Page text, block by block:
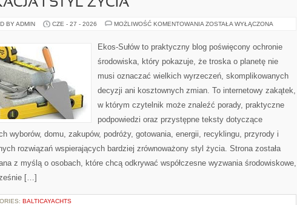
I STYL ŻYCIA
BY ADMIN CZE - 27 - 2026 MOŻLIWOŚĆ KOMENTOWANIA EDUKACJA
ŻYCIA
ZOSTAŁA WYŁĄCZONA
Ekos-Sułów to praktyczny blog poświęcony ochronie
środowiska, który pokazuje, że troska o planetę nie
musi oznaczać wielkich wyrzeczeń, skomplikowanych
decyzji ani kosztownych zmian. To internetowy zakątek,
w którym czytelnik może znaleźć porady, praktyczne
podpowiedzi oraz przystępne teksty dotyczące
wyborów, domu, zakupów, podróży, gotowania, energii, recyklingu, przyrody i
rozwiązań wspierających bardziej zrównoważony styl życia. Strona została
z myślą o osobach, które chcą odkrywać współczesne wyzwania środowiskowe,
[…]
BALTICAYACHTS